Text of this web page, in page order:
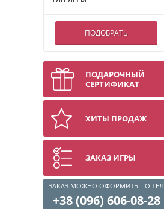
ПОДОБРАТЬ
ПОДАРОЧНЫЙ
СЕРТИФИКАТ
ХИТЫ ПРОДАЖ
ЗАКАЗ ИГРЫ
ЗАКАЗ МОЖНО ОФОРМИТЬ ПО ТЕЛ
+38 (096) 606-08-28